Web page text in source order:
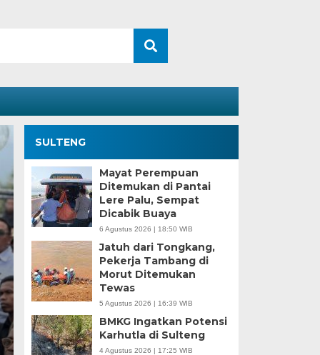
Kesaksian Buruh
Industri Nikel di
Minggu, 5 Jan 2025 - 18:59 WIB
SULTENG
Mayat Perempuan
Ditemukan di Pantai
Lere Palu, Sempat
Dicabik Buaya
6 Agustus 2026 | 18:50 WIB
Jatuh dari Tongkang,
Pekerja Tambang di
Morut Ditemukan
Tewas
5 Agustus 2026 | 16:39 WIB
BMKG Ingatkan Potensi
Karhutla di Sulteng
4 Agustus 2026 | 17:25 WIB